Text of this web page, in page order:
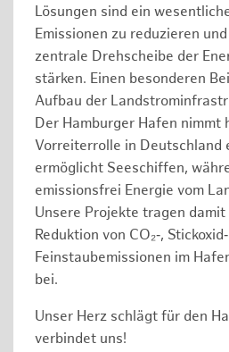
Lösungen sind ein
Emissionen zu reduzieren
zentrale Drehscheibe der
stärken. Einen besonderen
Aufbau der
Der Hamburger Hafen nimmt
Vorreiterrolle in Deutschland
ermöglicht Seeschiffen,
emissionsfrei Energie vom
Unsere Projekte tragen
Reduktion von CO₂‑,
Feinstaubemissionen im
bei.
Unser Herz schlägt für den
verbindet uns!